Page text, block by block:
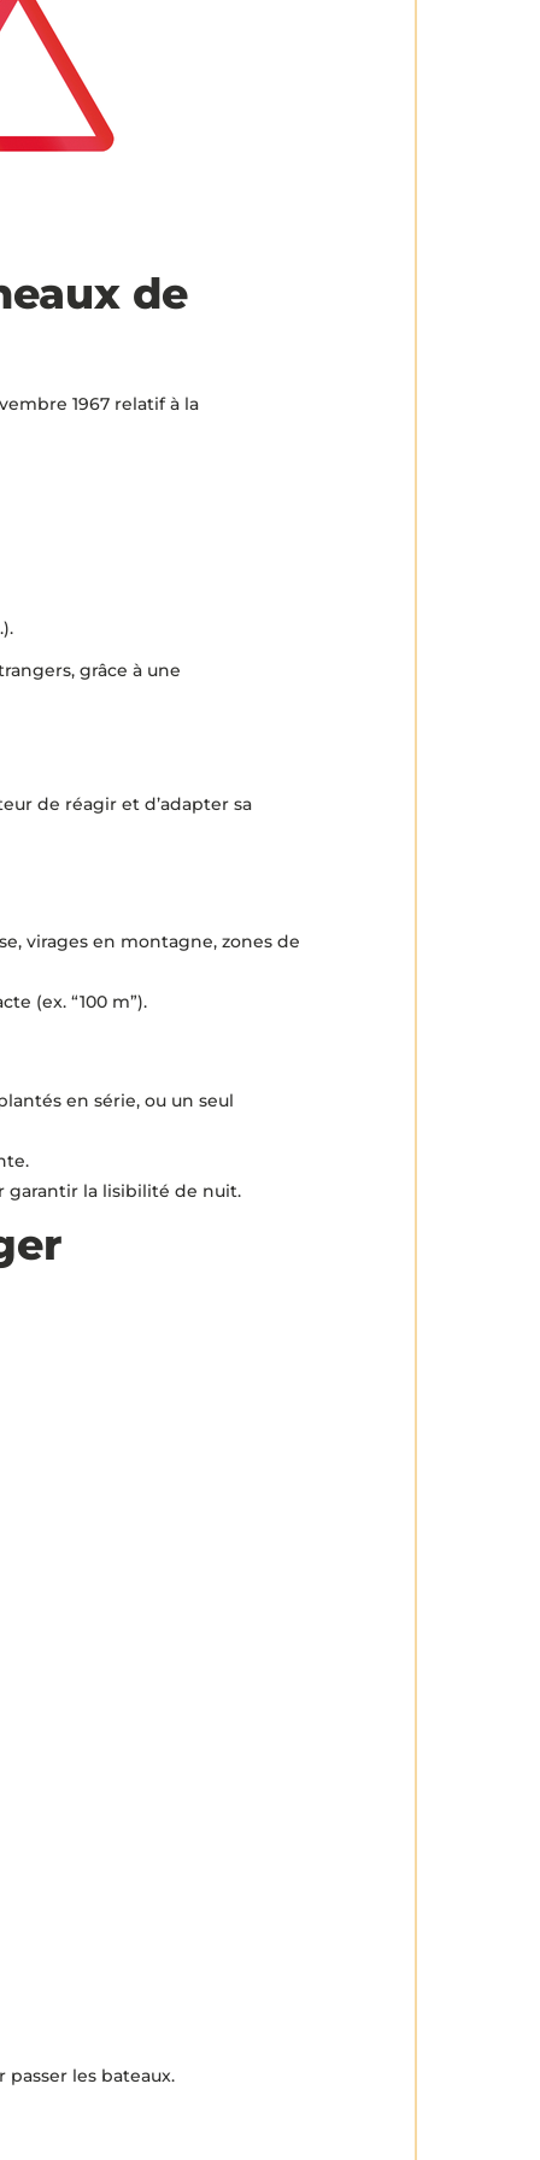
de
1967 relatif à la
grâce à une
de réagir et d’adapter sa
virages en montagne, zones de
(ex. “100 m”).
en série, ou un seul
garantir la lisibilité de nuit.
les bateaux.